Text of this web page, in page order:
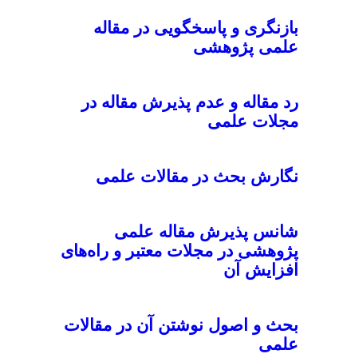
بازنگری و پاسخگویی در مقاله
علمی پژوهشی
رد مقاله و عدم پذیرش مقاله در
مجلات علمی
نگارش بحث در مقالات علمی
شانس پذیرش مقاله علمی
پژوهشی در مجلات معتبر و راه‌های
افزایش آن
بحث و اصول نوشتن آن در مقالات
علمی